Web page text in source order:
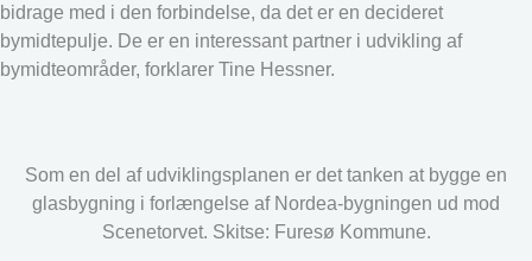
bidrage med i den forbindelse, da det er en decideret
bymidtepulje. De er en interessant partner i udvikling af
bymidteområder, forklarer Tine Hessner.
Som en del af udviklingsplanen er det tanken at bygge en
glasbygning i forlængelse af Nordea-bygningen ud mod
Scenetorvet. Skitse: Furesø Kommune.